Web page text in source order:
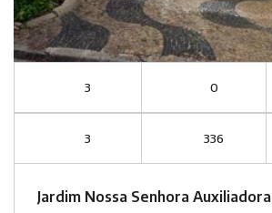
3 0
3 336
Jardim Nossa Senhora Auxiliadora